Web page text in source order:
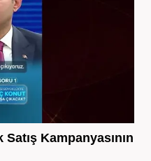
Kampanyasının